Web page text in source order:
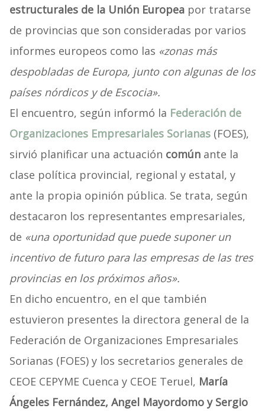
estructurales de la Unión Europeapor tratarse
de provincias que son consideradas por varios
informes europeos como las «zonas más
despobladas de Europa, junto con algunas de los
países nórdicos y de Escocia».
El encuentro, según informó la Federación de
Organizaciones Empresariales Sorianas(FOES),
sirvió planificar una actuación comúnante la
clase política provincial, regional y estatal, y
ante la propia opinión pública. Se trata, según
destacaron los representantes empresariales,
de «una oportunidad que puede suponer un
incentivo de futuro para las empresas de las tres
provincias en los próximos años».
En dicho encuentro, en el que también
estuvieron presentes la directora general de la
Federación de Organizaciones Empresariales
Sorianas (FOES) y los secretarios generales de
CEOE CEPYME Cuenca y CEOE Teruel, María
Ángeles Fernández, Angel Mayordomo y Sergio